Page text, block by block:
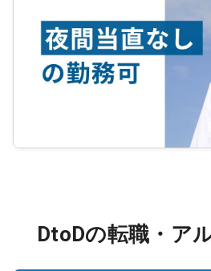
DtoDの転職・ア